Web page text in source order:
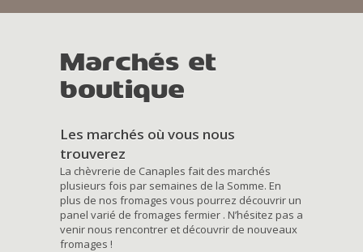
Marchés et
boutique
Les marchés où vous nous
trouverez
La chèvrerie de Canaples fait des marchés
plusieurs fois par semaines de la Somme. En
plus de nos fromages vous pourrez découvrir un
panel varié de fromages fermier . N’hésitez pas a
venir nous rencontrer et découvrir de nouveaux
fromages !